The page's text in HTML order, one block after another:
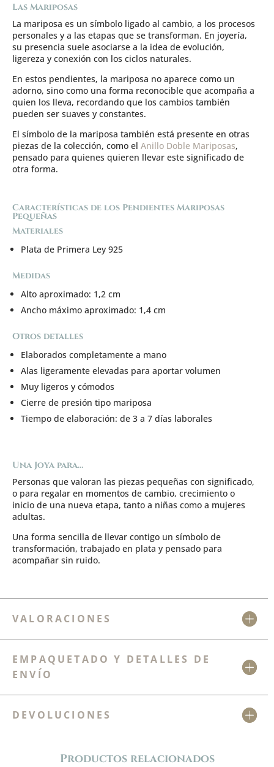
Las Mariposas
La mariposa es un símbolo ligado al cambio, a los procesos
personales y a las etapas que se transforman. En joyería,
su presencia suele asociarse a la idea de evolución,
ligereza y conexión con los ciclos naturales.
En estos pendientes, la mariposa no aparece como un
adorno, sino como una forma reconocible que acompaña a
quien los lleva, recordando que los cambios también
pueden ser suaves y constantes.
El símbolo de la mariposa también está presente en otras
piezas de la colección, como el Anillo Doble Mariposas,
pensado para quienes quieren llevar este significado de
otra forma.
Características de los Pendientes Mariposas
Pequeñas
Materiales
Plata de Primera Ley 925
Medidas
Alto aproximado: 1,2 cm
Ancho máximo aproximado: 1,4 cm
Otros detalles
Elaborados completamente a mano
Alas ligeramente elevadas para aportar volumen
Muy ligeros y cómodos
Cierre de presión tipo mariposa
Tiempo de elaboración: de 3 a 7 días laborales
Una Joya para…
Personas que valoran las piezas pequeñas con significado,
o para regalar en momentos de cambio, crecimiento o
inicio de una nueva etapa, tanto a niñas como a mujeres
adultas.
Una forma sencilla de llevar contigo un símbolo de
transformación, trabajado en plata y pensado para
acompañar sin ruido.
VALORACIONES
EMPAQUETADO Y DETALLES DE
ENVÍO
DEVOLUCIONES
Productos relacionados